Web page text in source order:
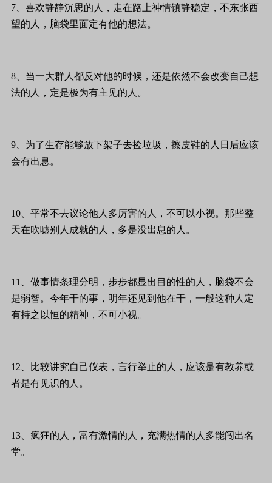
7、喜欢静静沉思的人，走在路上神情镇静稳定，不东张西
望的人，脑袋里面定有他的想法。
8、当一大群人都反对他的时候，还是依然不会改变自己想
法的人，定是极为有主见的人。
9、为了生存能够放下架子去捡垃圾，擦皮鞋的人日后应该
会有出息。
10、平常不去议论他人多厉害的人，不可以小视。那些整
天在吹嘘别人成就的人，多是没出息的人。
11、做事情条理分明，步步都显出目的性的人，脑袋不会
是弱智。今年干的事，明年还见到他在干，一般这种人定
有持之以恒的精神，不可小视。
12、比较讲究自己仪表，言行举止的人，应该是有教养或
者是有见识的人。
13、疯狂的人，富有激情的人，充满热情的人多能闯出名
堂。